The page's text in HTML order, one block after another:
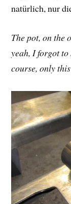
natürlich, nur
The pot, on the
yeah, I forgot to
course, only